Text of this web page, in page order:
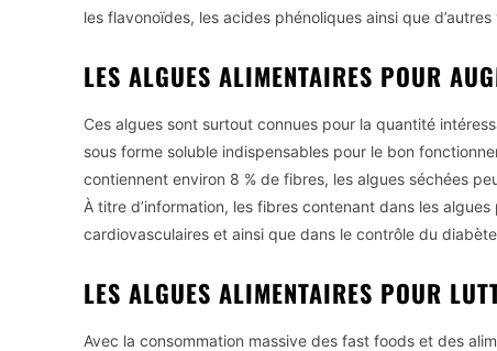
les flavonoïdes, les acides phénoliques ainsi que
LES ALGUES ALIMENTAIRES POUR
Ces algues sont surtout connues pour la quantité
sous forme soluble indispensables pour le bon
contiennent environ 8 % de fibres, les algues séchées
À titre d’information, les fibres contenant dans les
cardiovasculaires et ainsi que dans le contrôle du
LES ALGUES ALIMENTAIRES POUR
Avec la consommation massive des fast foods et des